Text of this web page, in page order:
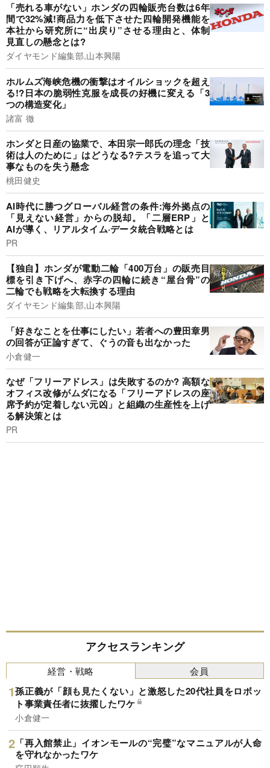
「売れる車がない」ホンダの四輪販売台数は6年
間で32%減!商品力を低下させた四輪開発機能を
本社から研究所に“出戻り”させる理由と、体制
見直しの懸念とは?
ダイヤモンド編集部,山本興陽
ホルムズ海峡危機の衝撃はオイルショックを超え
る!?日本の脆弱性克服を成長の好機に変える「3
つの構造変化」
諸富 徹
ホンダと日産の協業で、本田宗一郎氏の理念「技
術は人のために」はどうなる?テスラを追って大
事なものを失う懸念
桃田健史
AI時代に勝つグローバル経営の条件:海外拠点の
「見えない経営」からの脱却。「二層ERP」と
AIが導く、リアルタイム·データ統合戦略とは
PR
【独自】ホンダが電動二輪「400万台」の販売目
標を引き下げへ、赤字の四輪に続き“屋台骨”の
二輪でも戦略を大転換する理由
ダイヤモンド編集部,山本興陽
「好きなことを仕事にしたい」若者への豊田章男
の回答が正論すぎて、ぐうの音も出なかった
小倉健一
なぜ「フリーアドレス」は失敗するのか? 高額な
オフィス改修がムダになる「フリーアドレスの座
席予約が定着しない元凶」と組織の生産性を上げ
る解決策とは
PR
アクセスランキング
経営・戦略
孫正義が「顔も見たくない」と激怒した20代社員をロボッ
ト事業責任者に抜擢したワケ
小倉健一
「再入館禁止」イオンモールの“完璧”なマニュアルが人命
を守れなかったワケ
会員